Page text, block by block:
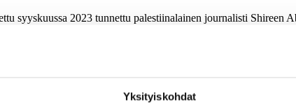
Yksityiskohdat
syyskuussa 2023 tunnettu palestiinalainen journalisti
Veera Pennanen
kontekstoimaan tapahtumia Lähi-idässä, kirjoittaa
syys-lokakuussa.